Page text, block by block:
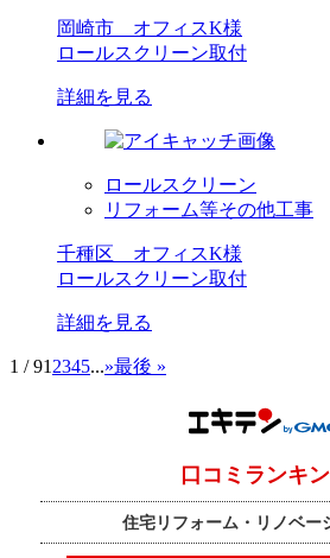
岡崎市 オフィスK様
ロールスクリーン取付
詳細を見る
ロールスクリーン
リフォーム等その他工事
千種区 オフィスK様
ロールスクリーン取付
詳細を見る
1 / 91 2345...»最後 »